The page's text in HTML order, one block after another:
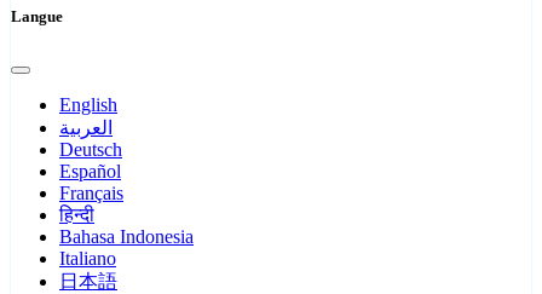
Langue
English
العربية
Deutsch
Español
Français
हिन्दी
Bahasa Indonesia
Italiano
日本語